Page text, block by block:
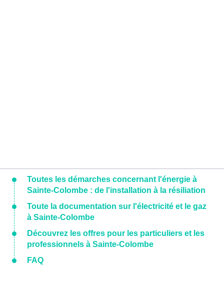
Toutes les démarches concernant l'énergie à
Sainte-Colombe : de l'installation à la résiliation
Toute la documentation sur l'électricité et le gaz
à Sainte-Colombe
Découvrez les offres pour les particuliers et les
professionnels à Sainte-Colombe
FAQ